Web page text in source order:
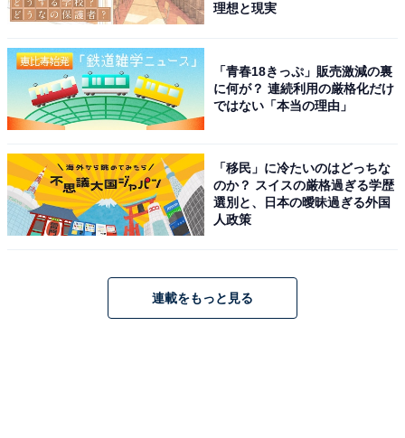
理想と現実
「青春18きっぷ」販売激減の裏
に何が？ 連続利用の厳格化だけ
ではない「本当の理由」
「移民」に冷たいのはどっちな
のか？ スイスの厳格過ぎる学歴
選別と、日本の曖昧過ぎる外国
人政策
連載をもっと見る